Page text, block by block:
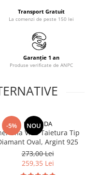
Transport Gratuit
La comenzi de peste 150 lei
Garanție 1 an
Produse verificate de ANPC
-5% NOU
UNA VIDA
Una Vida Taietura Tip
Oval, Argint 925
273,00 Lei
259,35 Lei